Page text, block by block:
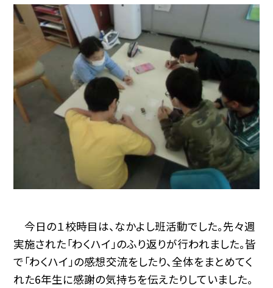
今日の１校時目は、なかよし班活動でした。先々週
実施された「わくハイ」のふり返りが行われました。皆
で「わくハイ」の感想交流をしたり、全体をまとめてく
れた6年生に感謝の気持ちを伝えたりしていました。